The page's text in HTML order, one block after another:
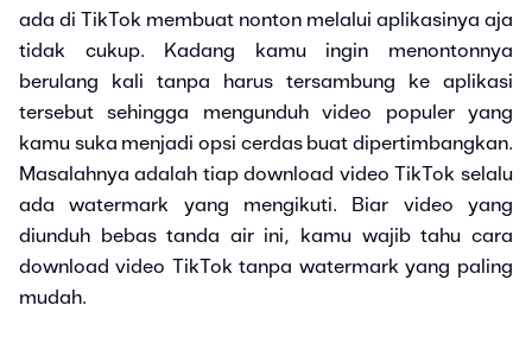
ada di TikTok membuat nonton melalui aplikasinya aja
tidak cukup. Kadang kamu ingin menontonnya
berulang kali tanpa harus tersambung ke aplikasi
tersebut sehingga mengunduh video populer yang
kamu suka menjadi opsi cerdas buat dipertimbangkan.
Masalahnya adalah tiap download video TikTok selalu
ada watermark yang mengikuti. Biar video yang
diunduh bebas tanda air ini, kamu wajib tahu cara
download video TikTok tanpa watermark yang paling
mudah.